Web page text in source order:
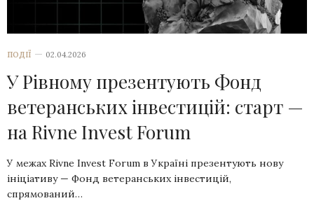
ПОДІЇ 02.04.2026
У Рівному презентують Фонд
ветеранських інвестицій: старт —
на Rivne Invest Forum
У межах Rivne Invest Forum в Україні презентують нову
ініціативу — Фонд ветеранських інвестицій,
спрямований…